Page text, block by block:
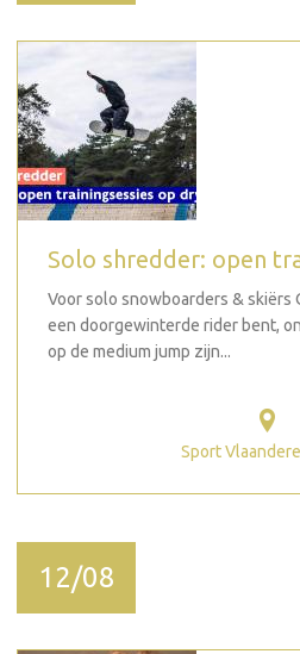
Solo shredder: open
Voor solo snowboarders & skiërs
een doorgewinterde rider bent,
op de medium jump zijn...
Sport
12/08